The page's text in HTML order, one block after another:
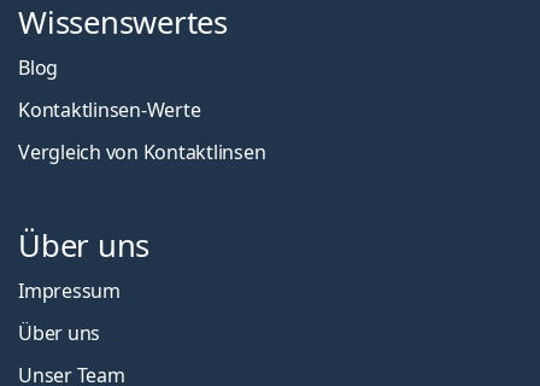
Wissenswertes
Blog
Kontaktlinsen-Werte
Vergleich von Kontaktlinsen
Über uns
Impressum
Über uns
Unser Team